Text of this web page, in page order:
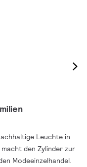
Leuchte in
den Zylinder zur
Modeeinzelhandel.